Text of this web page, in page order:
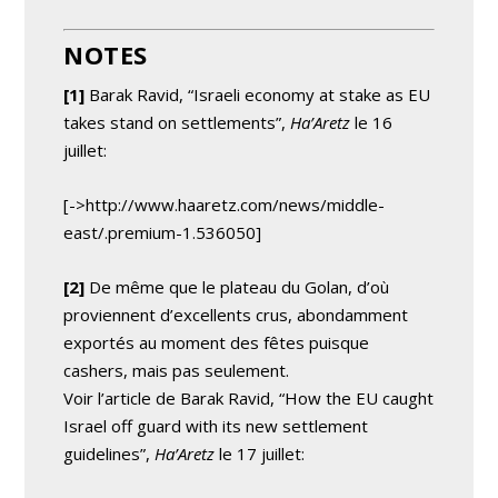
NOTES
[1] Barak Ravid, “Israeli economy at stake as EU
takes stand on settlements”,Ha’Aretz le 16
juillet:
[->http://www.haaretz.com/news/middle-
east/.premium-1.536050]
[2] De même que le plateau du Golan, d’où
proviennent d’excellents crus, abondamment
exportés au moment des fêtes puisque
cashers, mais pas seulement.
Voir l’article de Barak Ravid, “How the EU caught
Israel off guard with its new settlement
guidelines”,Ha’Aretz le 17 juillet: